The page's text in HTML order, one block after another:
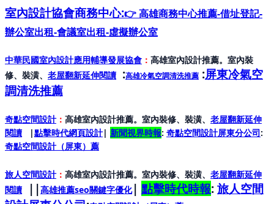
室內設計協會商務中心:👉 高雄商務中心推薦-借址登記-
辦公室出租-會議室出租-虛擬辦公室
中華民國室內設計應用輔導發展協會 ： 高雄室內設計推薦。室內裝
修、裝潢、 老屋翻新延伸閱讀 :高雄冷氣空調清洗推薦 :屏東冷氣空
調清洗推薦
奇點空間設計： 高雄室內設計推薦。室內裝修、裝潢、 老屋翻新延伸
閱讀 |點擊時代網頁設計| 新聞視界時報: 奇點空間設計屏東分公司:
奇點空間設計（屏東） 薦
旅人空間設計： 高雄室內設計推薦。室內裝修、裝潢、 老屋翻新延伸
閱讀
||高雄推薦seo關鍵字優化| 點擊時代時報: 旅人空間